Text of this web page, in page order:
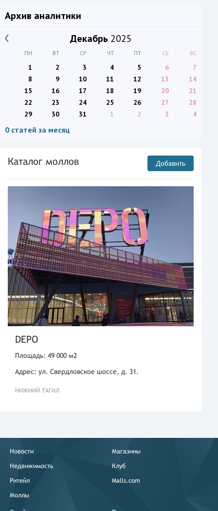
Архив аналитики
Декабрь 2025
ПН ВТ СР ЧТ ПТ СБ ВС
1 2 3 4 5 6
7
8
9 10 11 12 13
14
15
16 17 18 19 20
21
22
23 24 25 26 27
28
29
30 31 1 2 3 4
0 статей за месяц
Каталог моллов Добавить
DEPO
Площадь: 49 000 м2
Адрес: ул. Свердловское шоссе, д. 31.
НИЖНИЙ ТАГИЛ
Новости
Недвижимость
Ритейл
Моллы
Магазины
Клуб
Malls.com